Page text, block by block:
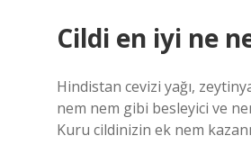
Cildi en iyi ne
Hindistan cevizi yağı,
nem nem gibi besleyici ve
Kuru cildinizin ek nem